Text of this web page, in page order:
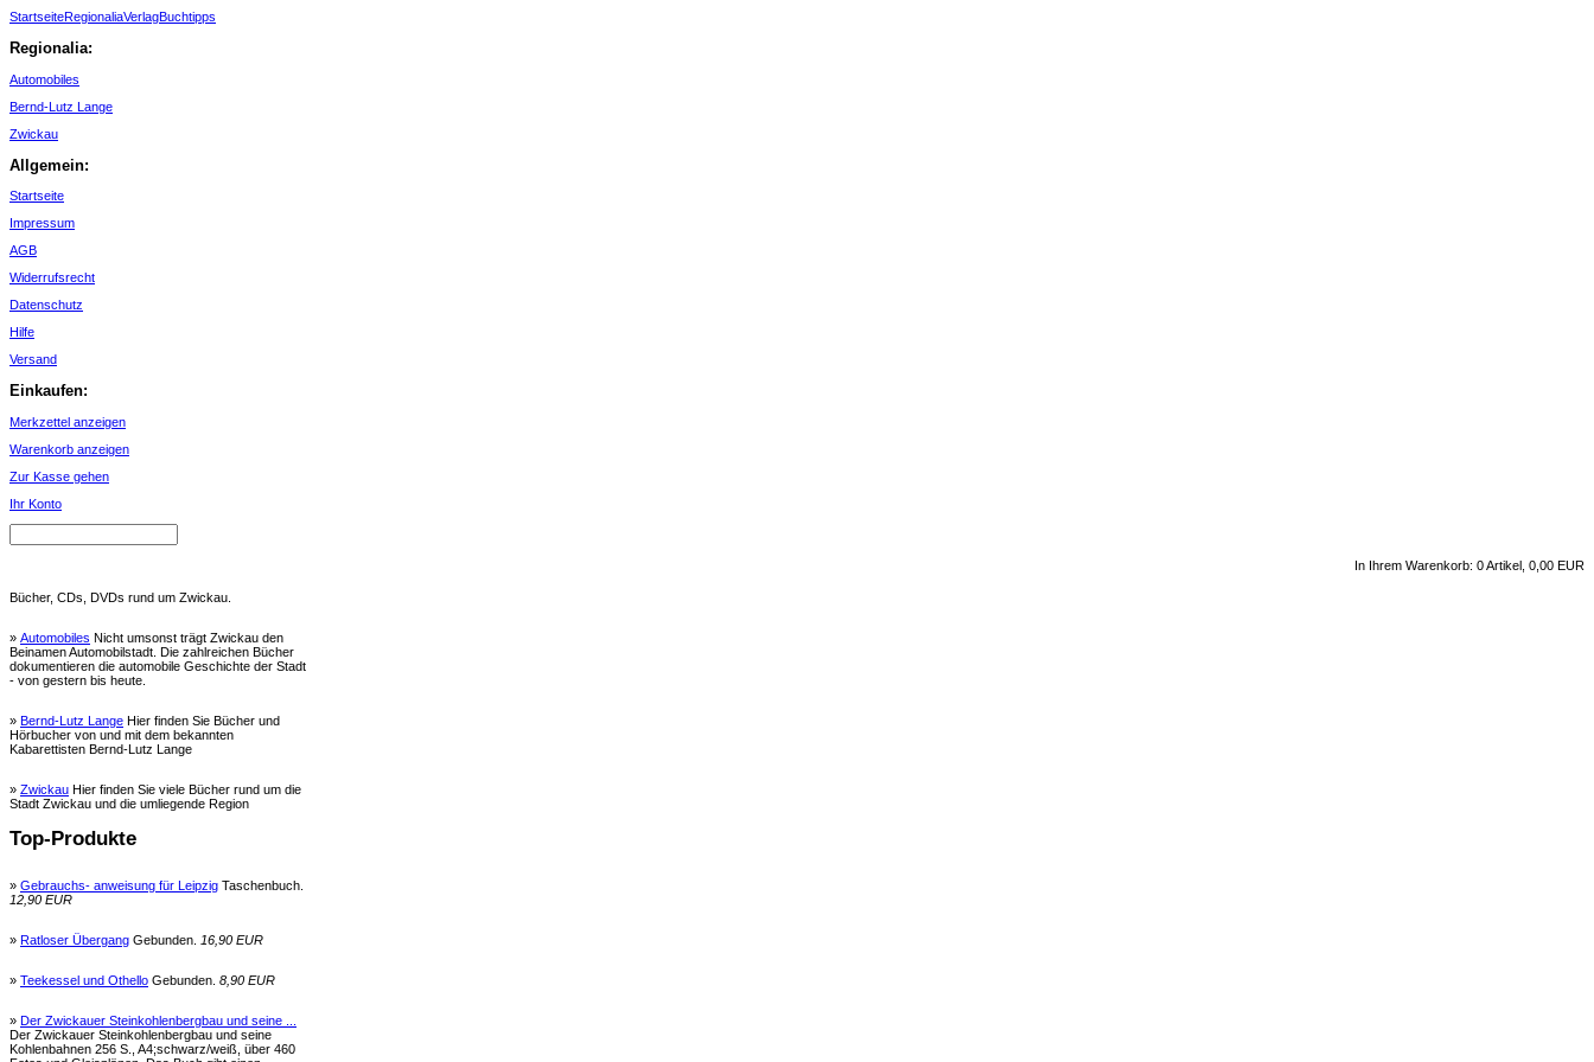
StartseiteRegionaliaVerlagBuchtipps
Regionalia:
Automobiles
Bernd-Lutz Lange
Zwickau
Allgemein:
Startseite
Impressum
AGB
Widerrufsrecht
Datenschutz
Hilfe
Versand
Einkaufen:
Merkzettel anzeigen
Warenkorb anzeigen
Zur Kasse gehen
Ihr Konto
In Ihrem Warenkorb: 0 Artikel, 0,00 EUR
Bücher, CDs, DVDs rund um Zwickau.
» Automobiles Nicht umsonst trägt Zwickau den
Beinamen Automobilstadt. Die zahlreichen Bücher
dokumentieren die automobile Geschichte der Stadt
- von gestern bis heute.
» Bernd-Lutz Lange Hier finden Sie Bücher und
Hörbucher von und mit dem bekannten
Kabarettisten Bernd-Lutz Lange
» Zwickau Hier finden Sie viele Bücher rund um die
Stadt Zwickau und die umliegende Region
Top-Produkte
» Gebrauchs- anweisung für Leipzig Taschenbuch.
12,90 EUR
» Ratloser Übergang Gebunden. 16,90 EUR
» Teekessel und Othello Gebunden. 8,90 EUR
» Der Zwickauer Steinkohlenbergbau und seine ...
Der Zwickauer Steinkohlenbergbau und seine
Kohlenbahnen 256 S., A4;schwarz/weiß, über 460